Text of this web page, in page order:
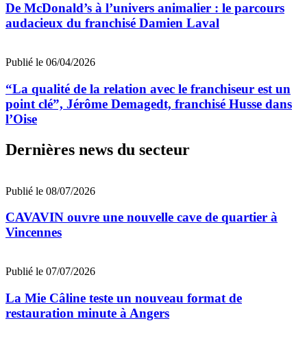
De McDonald’s à l’univers animalier : le parcours
audacieux du franchisé Damien Laval
Publié le 06/04/2026
“La qualité de la relation avec le franchiseur est un
point clé”, Jérôme Demagedt, franchisé Husse dans
l’Oise
Dernières news du secteur
Publié le 08/07/2026
CAVAVIN ouvre une nouvelle cave de quartier à
Vincennes
Publié le 07/07/2026
La Mie Câline teste un nouveau format de
restauration minute à Angers